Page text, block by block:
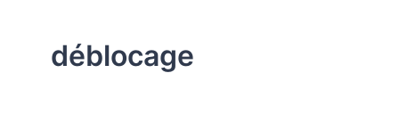
déblocage